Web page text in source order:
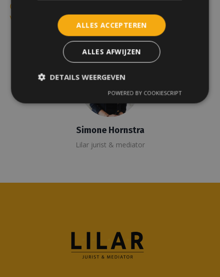
Over Lilar
Vaststellingsovereenkomst
Auteur
Simone Hornstra
Lilar jurist & mediator
ALLES ACCEPTEREN
ALLES AFWIJZEN
DETAILS WEERGEVEN
POWERED BY COOKIESCRIPT